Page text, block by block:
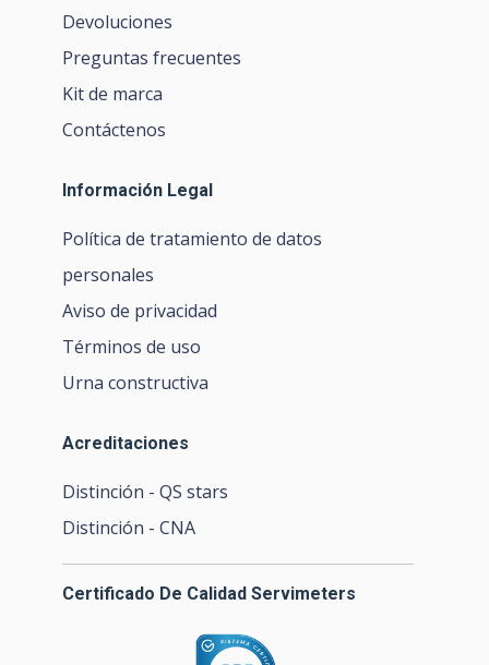
Devoluciones
Preguntas frecuentes
Kit de marca
Contáctenos
Información Legal
Política de tratamiento de datos
personales
Aviso de privacidad
Términos de uso
Urna constructiva
Acreditaciones
Distinción - QS stars
Distinción - CNA
Certificado De Calidad Servimeters